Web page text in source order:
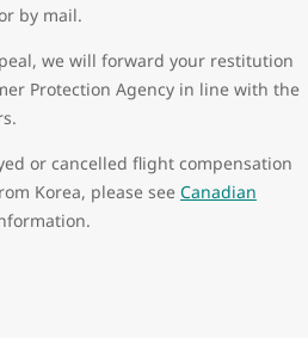
by mail.
we will forward your restitution
Protection Agency in line with the
or cancelled flight compensation
Korea, please see Canadian